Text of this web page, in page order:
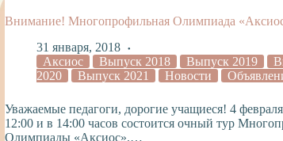
Внимание! Многопрофильная Олимпиада
31 января, 2018
Аксиос
Выпуск 2018 Выпуск 2019
2020
Выпуск 2021 Новости
Уважаемые педагоги, дорогие учащиеся! 4
12:00 и в 14:00 часов состоится очный тур
Олимпиады «Аксиос».…